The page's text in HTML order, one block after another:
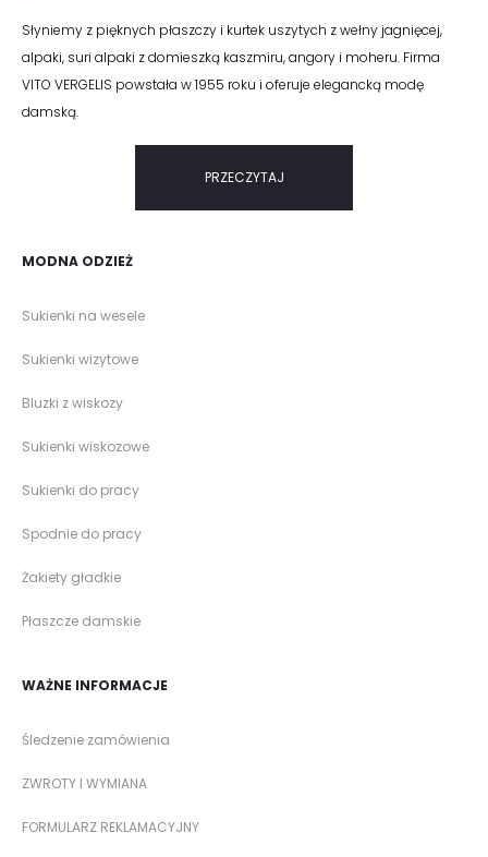
Słyniemy z pięknych płaszczy i kurtek uszytych z wełny jagnięcej,
alpaki, suri alpaki z domieszką kaszmiru, angory i moheru. Firma
VITO VERGELIS powstała w 1955 roku i oferuje elegancką modę
damską.
PRZECZYTAJ
MODNA ODZIEŻ
Sukienki na wesele
Sukienki wizytowe
Bluzki z wiskozy
Sukienki wiskozowe
Sukienki do pracy
Spodnie do pracy
Żakiety gładkie
Płaszcze damskie
WAŻNE INFORMACJE
Śledzenie zamówienia
ZWROTY I WYMIANA
FORMULARZ REKLAMACYJNY